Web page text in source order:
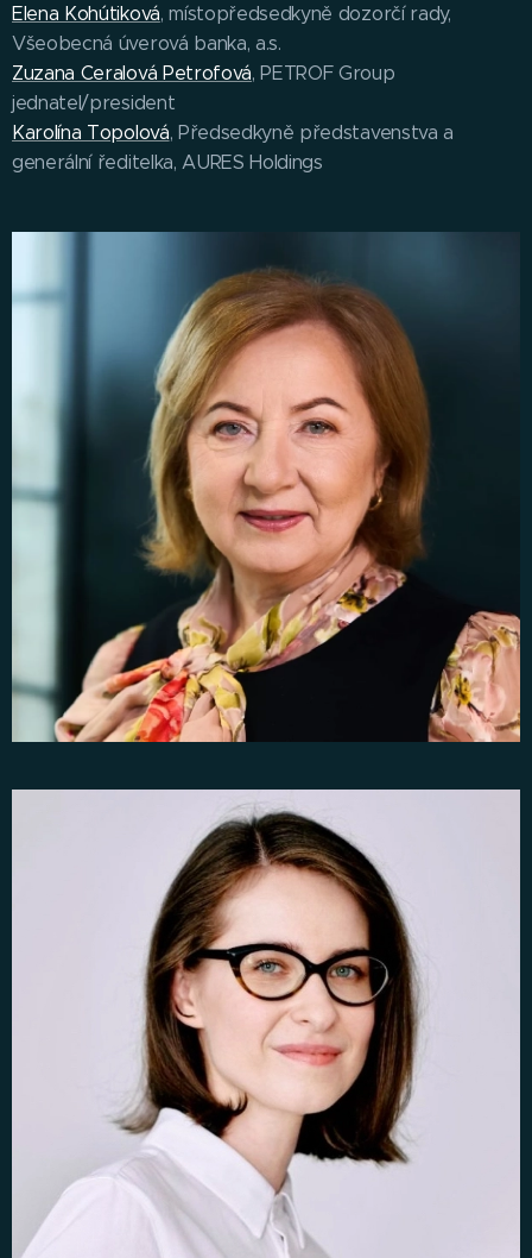
Elena Kohútiková, místopředsedkyně dozorčí rady,
Všeobecná úverová banka, a.s.
Zuzana Ceralová Petrofová, PETROF Group
jednatel/president
Karolína Topolová, Předsedkyně představenstva a
generální ředitelka, AURES Holdings